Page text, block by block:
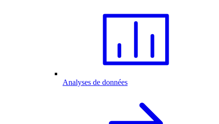
Analyses de données